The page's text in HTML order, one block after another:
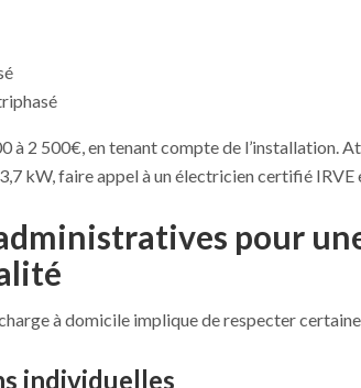
à 2 500€, en tenant compte de l’installation.
kW, faire appel à un électricien certifié
pour
à domicile implique de respecter
individuelles